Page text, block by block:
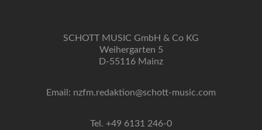
SCHOTT MUSIC GmbH & Co KG
Weihergarten 5
D-55116 Mainz
Email: nzfm.redaktion@schott-music.com
Tel. +49 6131 246-0